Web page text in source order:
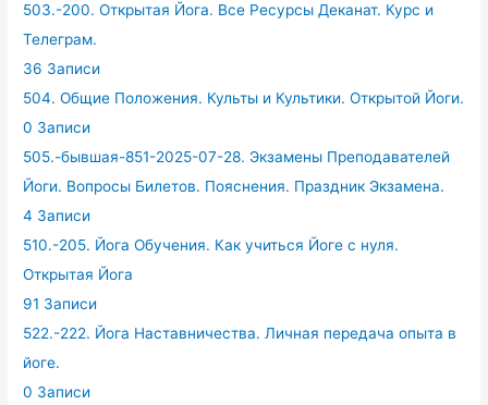
503.-200. Открытая Йога. Все Ресурсы Деканат. Курс и
Телеграм.
36 Записи
504. Общие Положения. Культы и Культики. Открытой Йоги.
0 Записи
505.-бывшая-851-2025-07-28. Экзамены Преподавателей
Йоги. Вопросы Билетов. Пояснения. Праздник Экзамена.
4 Записи
510.-205. Йога Обучения. Как учиться Йоге с нуля.
Открытая Йога
91 Записи
522.-222. Йога Наставничества. Личная передача опыта в
йоге.
0 Записи